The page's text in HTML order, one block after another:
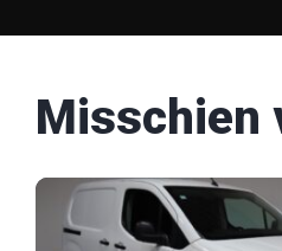
Misschien